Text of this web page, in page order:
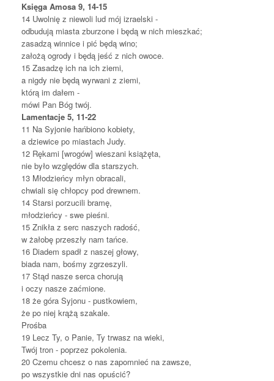
Księga Amosa 9, 14-15
14 Uwolnię z niewoli lud mój izraelski -
odbudują miasta zburzone i będą w nich mieszkać;
zasadzą winnice i pić będą wino;
założą ogrody i będą jeść z nich owoce.
15 Zasadzę ich na ich ziemi,
a nigdy nie będą wyrwani z ziemi,
którą im dałem -
mówi Pan Bóg twój.
Lamentacje 5, 11-22
11 Na Syjonie hańbiono kobiety,
a dziewice po miastach Judy.
12 Rękami [wrogów] wieszani książęta,
nie było względów dla starszych.
13 Młodzieńcy młyn obracali,
chwiali się chłopcy pod drewnem.
14 Starsi porzucili bramę,
młodzieńcy - swe pieśni.
15 Znikła z serc naszych radość,
w żałobę przeszły nam tańce.
16 Diadem spadł z naszej głowy,
biada nam, bośmy zgrzeszyli.
17 Stąd nasze serca chorują
i oczy nasze zaćmione.
18 że góra Syjonu - pustkowiem,
że po niej krążą szakale.
Prośba
19 Lecz Ty, o Panie, Ty trwasz na wieki,
Twój tron - poprzez pokolenia.
20 Czemu chcesz o nas zapomnieć na zawsze,
po wszystkie dni nas opuścić?